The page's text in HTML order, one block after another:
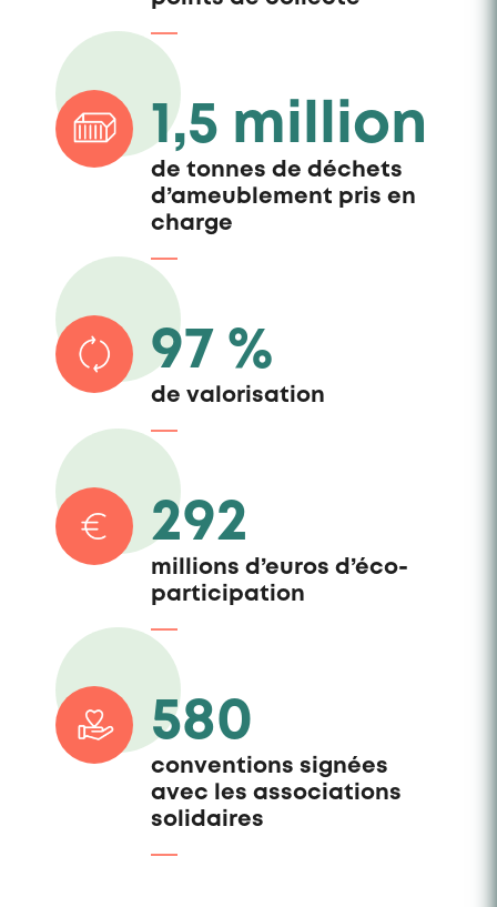
1,5 million
de tonnes de déchets
d’ameublement pris en
charge
97 %
de valorisation
292
millions d’euros d’éco-
participation
580
conventions signées
avec les associations
solidaires